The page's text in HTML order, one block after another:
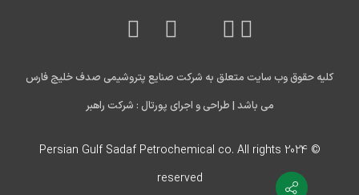
کلیه حقوق وب سایت متعلق به شرکت صنایع پتروشیمی صدف خلیج فارس
می باشد | طراحی و اجرای پورتال : شرکت راهبر
© 2024 Persian Gulf Sadaf Petrochemical co. All rights
reserved